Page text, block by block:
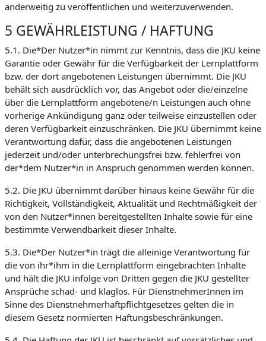
anderweitig zu veröffentlichen und weiterzuverwenden.
5 GEWÄHRLEISTUNG / HAFTUNG
5.1. Die*Der Nutzer*in nimmt zur Kenntnis, dass die JKU keine
Garantie oder Gewähr für die Verfügbarkeit der Lernplattform
bzw. der dort angebotenen Leistungen übernimmt. Die JKU
behält sich ausdrücklich vor, das Angebot oder die/einzelne
über die Lernplattform angebotene/n Leistungen auch ohne
vorherige Ankündigung ganz oder teilweise einzustellen oder
deren Verfügbarkeit einzuschränken. Die JKU übernimmt keine
Verantwortung dafür, dass die angebotenen Leistungen
jederzeit und/oder unterbrechungsfrei bzw. fehlerfrei von
der*dem Nutzer*in in Anspruch genommen werden können.
5.2. Die JKU übernimmt darüber hinaus keine Gewähr für die
Richtigkeit, Vollständigkeit, Aktualität und Rechtmäßigkeit der
von den Nutzer*innen bereitgestellten Inhalte sowie für eine
bestimmte Verwendbarkeit dieser Inhalte.
5.3. Die*Der Nutzer*in trägt die alleinige Verantwortung für
die von ihr*ihm in die Lernplattform eingebrachten Inhalte
und hält die JKU infolge von Dritten gegen die JKU gestellter
Ansprüche schad- und klaglos. Für DienstnehmerInnen im
Sinne des Dienstnehmerhaftpflichtgesetzes gelten die in
diesem Gesetz normierten Haftungsbeschränkungen.